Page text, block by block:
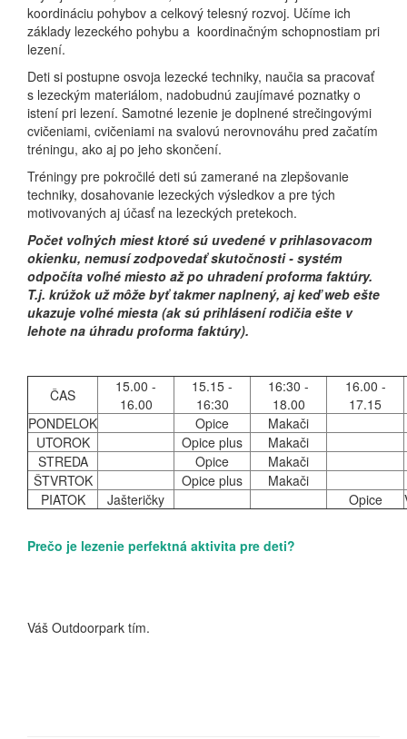
koordináciu pohybov a celkový telesný rozvoj. Učíme ich
základy lezeckého pohybu a koordinačným schopnostiam pri
lezení.
Deti si postupne osvoja lezecké techniky, naučia sa pracovať
s lezeckým materiálom, nadobudnú zaujímavé poznatky o
istení pri lezení. Samotné lezenie je doplnené strečingovými
cvičeniami, cvičeniami na svalovú nerovnováhu pred začatím
tréningu, ako aj po jeho skončení.
Tréningy pre pokročilé deti sú zamerané na zlepšovanie
techniky, dosahovanie lezeckých výsledkov a pre tých
motivovaných aj účasť na lezeckých pretekoch.
Počet voľných miest ktoré sú uvedené v prihlasovacom
okienku, nemusí zodpovedať skutočnosti - systém
odpočíta voľné miesto až po uhradení proforma faktúry.
T.j. krúžok už môže byť takmer naplnený, aj keď web ešte
ukazuje voľné miesta (ak sú prihlásení rodičia ešte v
lehote na úhradu proforma faktúry).
ČAS
15.00 -
16.00
15.15 -
16:30
16:30 -
18.00
16.00 -
17.15
PONDELOK
Opice
Makači
UTOROK
Opice plus
Makači
STREDA
Opice
Makači
ŠTVRTOK
Opice plus
Makači
PIATOK
Jašteričky Opice
Prečo je lezenie perfektná aktivita pre deti?
Váš Outdoorpark tím.